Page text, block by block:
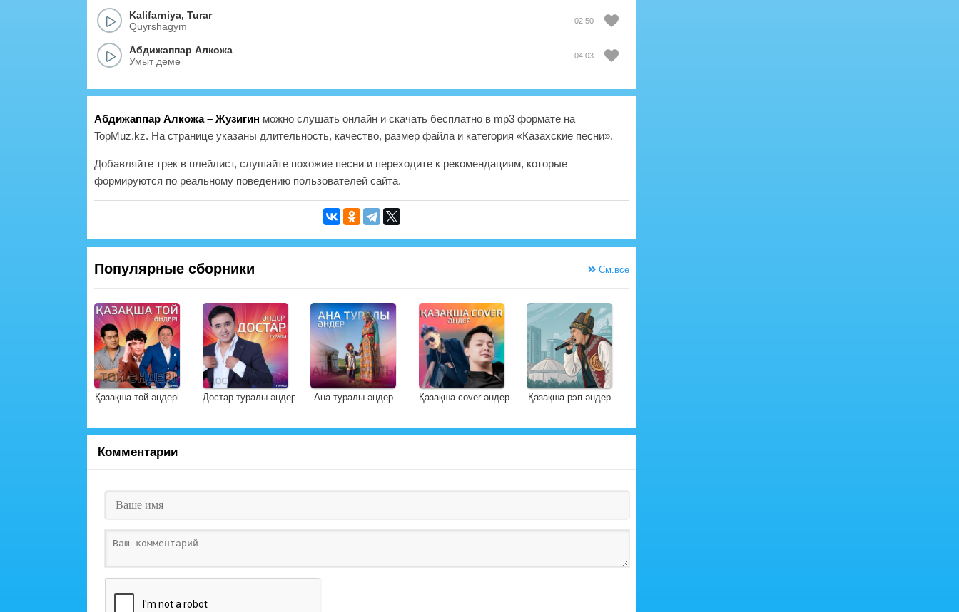
Kalifarniya, Turar
Quyrshagym
02:50
Абдижаппар Алкожа
Умыт деме
04:03
Абдижаппар Алкожа – Жузигин можно слушать онлайн и скачать бесплатно в mp3 формате на
TopMuz.kz. На странице указаны длительность, качество, размер файла и категория «Казахские песни».
Добавляйте трек в плейлист, слушайте похожие песни и переходите к рекомендациям, которые
формируются по реальному поведению пользователей сайта.
Популярные сборники См.все
Қазақша той әндері Достар туралы әндер Ана туралы әндер Қазақша cover әндер Қазақша рэп әндер
Комментарии